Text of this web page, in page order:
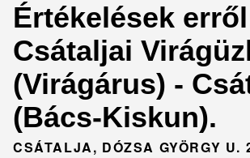
Értékelések
Csátaljai
(Virágárus) -
(Bács-Kiskun).
CSÁTALJA, DÓZSA GYÖRGY U.